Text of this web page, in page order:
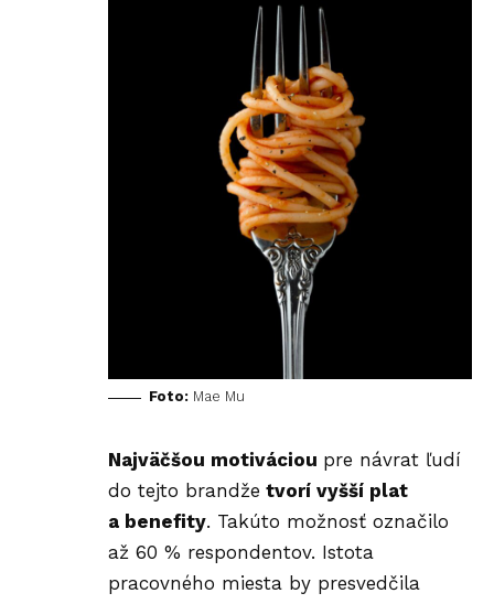
Foto: Mae Mu
Najväčšou motiváciou pre návrat ľudí
do tejto brandže tvorí vyšší plat
a benefity. Takúto možnosť označilo
až 60 % respondentov. Istota
pracovného miesta by presvedčila